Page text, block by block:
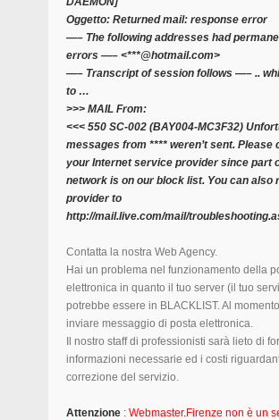
Oggetto: Returned mail: response error
—– The following addresses had
errors —– <***@hotmail.com>
—– Transcript of session follows —– ..
to …
>>> MAIL From:
<<< 550 SC-002 (BAY004-MC3F32)
messages from **** weren’t sent. Please
your Internet service provider since part
network is on our block list. You can also
provider to
http://mail.live.com/mail/
Contatta la nostra Web Agency.
Hai un problema nel funzionamento della
elettronica in quanto il tuo server (il tuo
potrebbe essere in BLACKLIST. Al
inviare messaggio di posta elettronica.
Il nostro staff di professionisti sarà lieto di
informazioni necessarie ed i costi
correzione del servizio.
Attenzione : Webmaster.Firenze non è un